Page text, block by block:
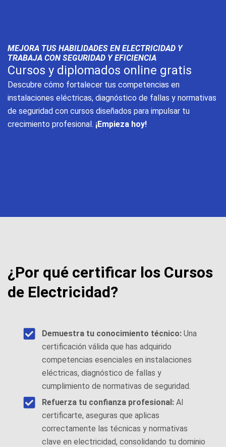
MEJORA TUS HABILIDADES EN ELECTRICIDAD Y
TRABAJA CON SEGURIDAD Y EFICIENCIA
Cursos y diplomados online gratis
Descubre cómo fortalecer tus competencias en
instalaciones eléctricas, diagnóstico de fallas y normativas
de seguridad con cursos diseñados para impulsar tu
crecimiento profesional. ¡Empieza hoy!
¿Por qué certificar los Cursos
de Electricidad?
Demuestra tu conocimiento técnico:Una
certificación válida que has adquirido
competencias esenciales en instalaciones
eléctricas, diagnóstico de fallas y
cumplimiento de normativas de seguridad.
Refuerza tu confianza profesional:Al
certificarte, aseguras que aplicas
correctamente las técnicas y normativas
clave en electricidad, consolidando tu dominio